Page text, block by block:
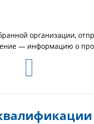
организации,
— информацию о